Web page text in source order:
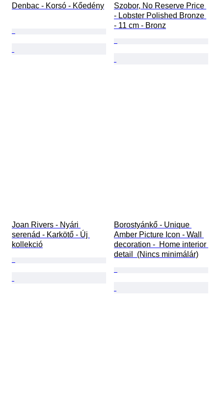
Denbac - Korsó - Kőedény
Szobor, No Reserve Price
- Lobster Polished Bronze
- 11 cm - Bronz
Joan Rivers - Nyári
serenád - Karkötő - Új
kollekció
Borostyánkő - Unique
Amber Picture Icon - Wall
decoration -  Home interior
detail  (Nincs minimálár)